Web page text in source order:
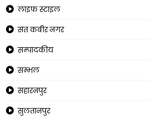
लाइफ स्टाइल
संत कबीर नगर
सम्पादकीय
सम्भल
सहारनपुर
सुलतानपुर